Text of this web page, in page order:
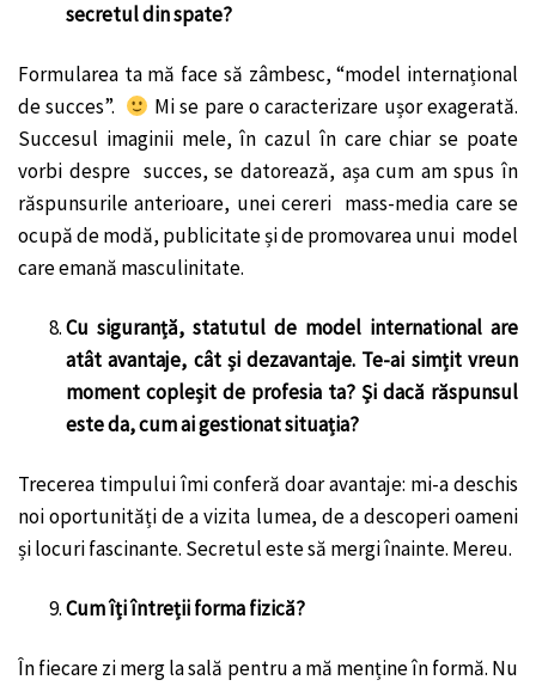
secretul din spate?
Formularea ta mă face să zâmbesc, “model internațional
de succes”.
Mi se pare o caracterizare ușor exagerată.
Succesul imaginii mele, în cazul în care chiar se poate
vorbi despre succes, se datorează, așa cum am spus în
răspunsurile anterioare, unei cereri mass-media care se
ocupă de modă, publicitate și de promovarea unui model
care emană masculinitate.
Cu siguranță, statutul de model international are
atât avantaje, cât și dezavantaje. Te-ai simțit vreun
moment copleșit de profesia ta? Și dacă răspunsul
este da, cum ai gestionat situația?
Trecerea timpului îmi conferă doar avantaje: mi-a deschis
noi oportunități de a vizita lumea, de a descoperi oameni
și locuri fascinante. Secretul este să mergi înainte. Mereu.
Cum îți întreții forma fizică?
În fiecare zi merg la sală pentru a mă menține în formă. Nu